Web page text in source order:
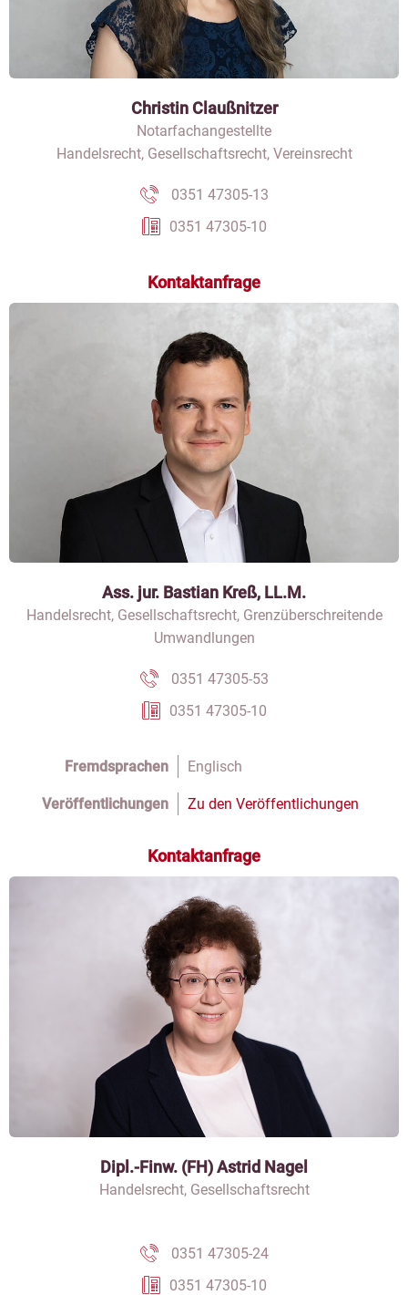
Christin Claußnitzer
Notarfachangestellte
Handelsrecht, Gesellschaftsrecht, Vereinsrecht
0351 47305-13
0351 47305-10
Kontaktanfrage
Ass. jur. Bastian Kreß, LL.M.
Handelsrecht, Gesellschaftsrecht, Grenzüberschreitende
Umwandlungen
0351 47305-53
0351 47305-10
Fremdsprachen Englisch
Veröffentlichungen Zu den Veröffentlichungen
Kontaktanfrage
Dipl.-Finw. (FH) Astrid Nagel
Handelsrecht, Gesellschaftsrecht
0351 47305-24
0351 47305-10